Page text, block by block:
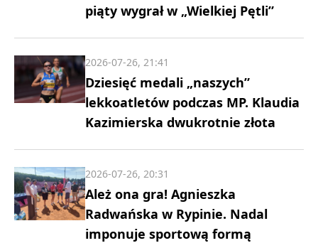
piąty wygrał w „Wielkiej Pętli”
Dziesięć medali „naszych”
lekkoatletów podczas MP. Klaudia
Kazimierska dwukrotnie złota
2026-07-26, 21:41
Ależ ona gra! Agnieszka
Radwańska w Rypinie. Nadal
imponuje sportową formą
2026-07-26, 20:31